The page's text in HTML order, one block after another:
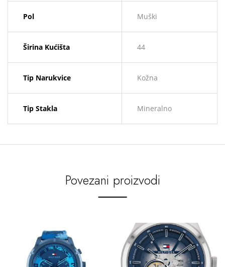
Pol Muški
Širina Kućišta 44
Tip Narukvice Kožna
Tip Stakla Mineralno
Povezani proizvodi